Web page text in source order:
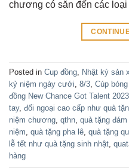
chương có sẵn đến các
Posted in Cup đồng, Nhật ký sản
kỷ niệm ngày cưới, 8/3, Cúp
đồng New Chance Got Talent 2023
tay, đối ngoại cao cấp như quà
niệm chương, qthn, quà tặng
niệm, quà tặng pha lê, quà tặng
lễ tết như quà tặng sinh nhật,
hàng